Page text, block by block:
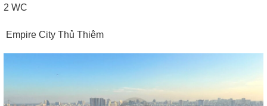
2 WC
Empire City Thủ Thiêm